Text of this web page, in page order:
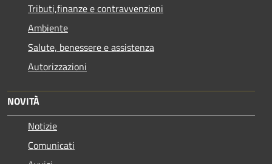
Tributi,finanze e contravvenzioni
Ambiente
Salute, benessere e assistenza
Autorizzazioni
NOVITÀ
Notizie
Comunicati